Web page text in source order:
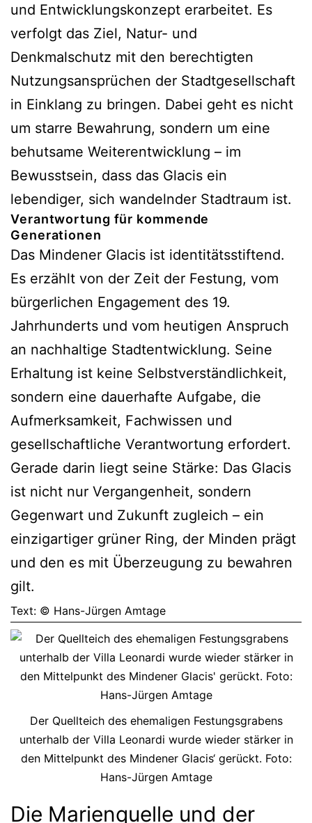
und Entwicklungskonzept erarbeitet. Es
verfolgt das Ziel, Natur- und
Denkmalschutz mit den berechtigten
Nutzungsansprüchen der Stadtgesellschaft
in Einklang zu bringen. Dabei geht es nicht
um starre Bewahrung, sondern um eine
behutsame Weiterentwicklung – im
Bewusstsein, dass das Glacis ein
lebendiger, sich wandelnder Stadtraum ist.
Verantwortung für kommende
Generationen
Das Mindener Glacis ist identitätsstiftend.
Es erzählt von der Zeit der Festung, vom
bürgerlichen Engagement des 19.
Jahrhunderts und vom heutigen Anspruch
an nachhaltige Stadtentwicklung. Seine
Erhaltung ist keine Selbstverständlichkeit,
sondern eine dauerhafte Aufgabe, die
Aufmerksamkeit, Fachwissen und
gesellschaftliche Verantwortung erfordert.
Gerade darin liegt seine Stärke: Das Glacis
ist nicht nur Vergangenheit, sondern
Gegenwart und Zukunft zugleich – ein
einzigartiger grüner Ring, der Minden prägt
und den es mit Überzeugung zu bewahren
gilt.
Text: © Hans-Jürgen Amtage
Der Quellteich des ehemaligen Festungsgrabens
unterhalb der Villa Leonardi wurde wieder stärker in
den Mittelpunkt des Mindener Glacis‘ gerückt. Foto:
Hans-Jürgen Amtage
Die Marienquelle und der